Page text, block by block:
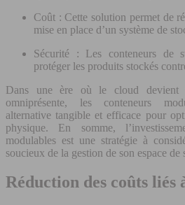
Coût : Cette solution permet de
mise en place d’un système de
Sécurité : Les conteneurs de
protéger les produits stockés
Dans une ère où le cloud devient
omniprésente, les conteneurs
alternative tangible et efficace pour
physique. En somme,
modulables est une stratégie à
soucieux de la gestion de son espace de
Réduction des coûts liés